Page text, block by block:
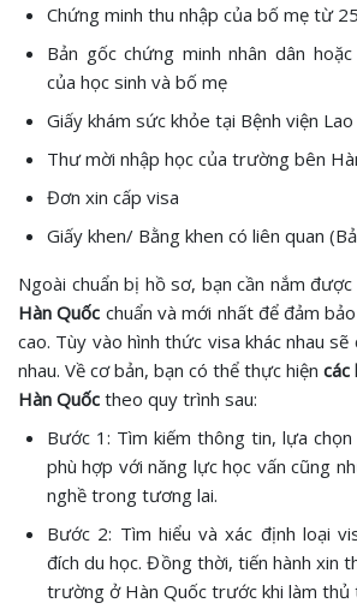
Chứng minh thu nhập của bố mẹ từ
Bản gốc chứng minh nhân dân
của học sinh và bố mẹ
Giấy khám sức khỏe tại Bệnh viện
Thư mời nhập học của trường bên
Đơn xin cấp visa
Giấy khen/ Bằng khen có liên quan
Ngoài chuẩn bị hồ sơ, bạn cần nắm được
Hàn Quốc chuẩn và mới nhất để đảm
cao. Tùy vào hình thức visa khác nhau
nhau. Về cơ bản, bạn có thể thực hiện các
Hàn Quốc theo quy trình sau:
Bước 1: Tìm kiếm thông tin, lựa
phù hợp với năng lực học vấn cũng
nghề trong tương lai.
Bước 2: Tìm hiểu và xác định loại
đích du học. Đồng thời, tiến hành xin
trường ở Hàn Quốc trước khi làm thủ